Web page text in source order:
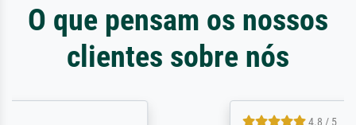
O que pensam os nossos
clientes sobre nós